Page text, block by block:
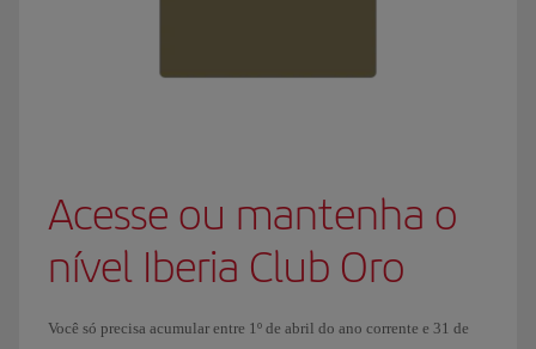
Acesse ou mantenha o
nível Iberia Club Oro
Você só precisa acumular entre 1º de abril do ano corrente e 31 de